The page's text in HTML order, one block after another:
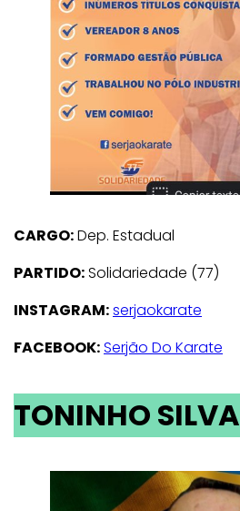
CARGO:Dep. Estadual
PARTIDO:Solidariedade (77)
INSTAGRAM:serjaokarate
FACEBOOK:Serjão Do Karate
TONINHO SILVA